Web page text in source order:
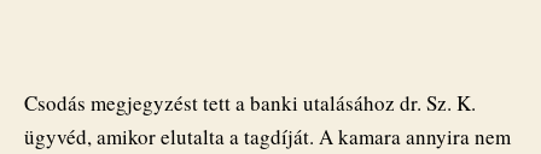
seggem!
Csodás megjegyzést tett a banki utalásához dr. Sz. K.
ügyvéd, amikor elutalta a tagdíját. A kamara annyira nem